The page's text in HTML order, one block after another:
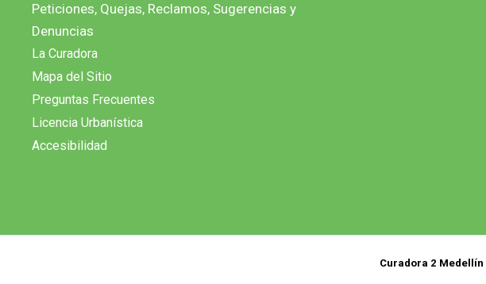
Peticiones, Quejas, Reclamos, Sugerencias y
Denuncias
La Curadora
Mapa del Sitio
Preguntas Frecuentes
Licencia Urbanística
Accesibilidad
Curadora 2